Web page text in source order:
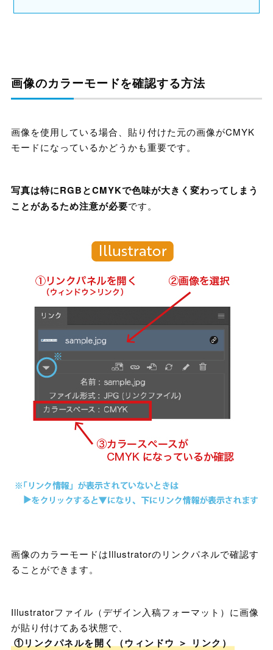
画像のカラーモードを確認する方法
画像を使用している場合、貼り付けた元の画像がCMYK
モードになっているかどうかも重要です。
写真は特にRGBとCMYKで色味が大きく変わってしまう
ことがあるため注意が必要です。
画像のカラーモードはIllustratorのリンクパネルで確認す
ることができます。
Illustratorファイル（デザイン入稿フォーマット）に画像
が貼り付けてある状態で、
①リンクパネルを開く（ウィンドウ ＞ リンク）